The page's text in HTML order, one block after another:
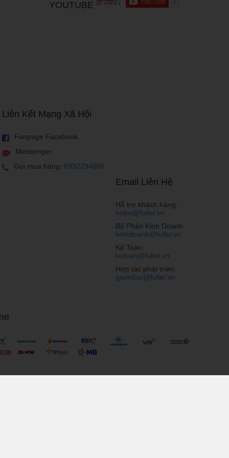
dùng có điều kiện tài chính hạn chế.
lại trải nghiệm cầm nắm dễ chịu…
và được nâng cấp về một số yếu tố.
hợp chip Snapdragon đời 6xx hoặc Helio P, RAM 3 – 4
tại CellphoneS.
YOUTUBE
Liên Kết Mạng Xã Hội
Fanpage Facebook
Messenger
Gọi mua hàng: 0932294686
Email Liên Hệ
Hỗ trợ khách hàng:
hotro@fuller.vn
Bộ Phận Kinh Doanh:
kinhdoanh@fuller.vn
Kế Toán:
ketoan@fuller.vn
Hợp tác phát triên:
giamdoc@fuller.vn